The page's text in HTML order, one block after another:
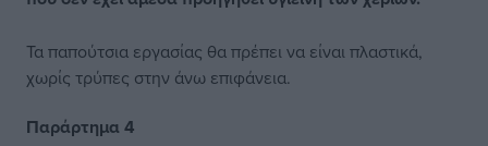
Τα παπούτσια εργασίας θα πρέπει να είναι πλαστικά,
χωρίς τρύπες στην άνω επιφάνεια.
Παράρτημα 4